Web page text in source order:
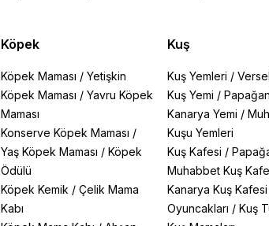
Köpek
Köpek Maması /Yetişkin
Köpek Maması /Yavru Köpek
Maması
Konserve Köpek Maması /
Yaş Köpek Maması /Köpek
Ödülü
Köpek Kemik /Çelik Mama
Kabı
Kuş
Kuş Yemleri /
Kuş Yemi /
Kanarya Yemi /
Kuşu Yemleri
Kuş Kafesi /
Muhabbet Kuş
Kanarya Kuş Kafesi
Oyuncakları / Kuş